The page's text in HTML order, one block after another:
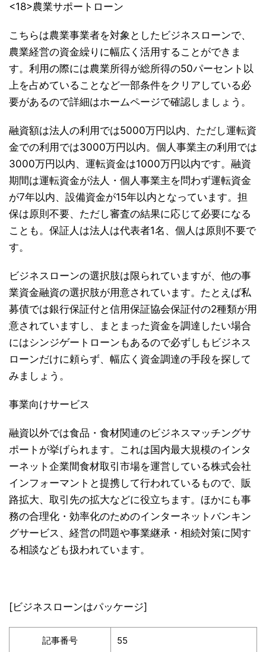
<18>農業サポートローン
こちらは農業事業者を対象としたビジネスローンで、
農業経営の資金繰りに幅広く活用することができま
す。利用の際には農業所得が総所得の50パーセント以
上を占めていることなど一部条件をクリアしている必
要があるので詳細はホームページで確認しましょう。
融資額は法人の利用では5000万円以内、ただし運転資
金での利用では3000万円以内。個人事業主の利用では
3000万円以内、運転資金は1000万円以内です。融資
期間は運転資金が法人・個人事業主を問わず運転資金
が7年以内、設備資金が15年以内となっています。担
保は原則不要、ただし審査の結果に応じて必要になる
ことも。保証人は法人は代表者1名、個人は原則不要で
す。
ビジネスローンの選択肢は限られていますが、他の事
業資金融資の選択肢が用意されています。たとえば私
募債では銀行保証付と信用保証協会保証付の2種類が用
意されていますし、まとまった資金を調達したい場合
にはシンジゲートローンもあるので必ずしもビジネス
ローンだけに頼らず、幅広く資金調達の手段を探して
みましょう。
事業向けサービス
融資以外では食品・食材関連のビジネスマッチングサ
ポートが挙げられます。これは国内最大規模のインタ
ーネット企業間食材取引市場を運営している株式会社
インフォーマントと提携して行われているもので、販
路拡大、取引先の拡大などに役立ちます。ほかにも事
務の合理化・効率化のためのインターネットバンキン
グサービス、経営の問題や事業継承・相続対策に関す
る相談なども扱われています。
[ビジネスローンはパッケージ]
記事番号 55